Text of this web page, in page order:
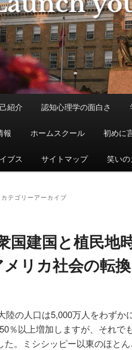
紹介 認知心理学の面白さ
報 ホームスクール 初めに
ブス サイトマップ 笑いの
カテゴリーアーカイブ
国建国と植民地
リカ社会の転換
陸の人口は5,000万人をわずか
％以上増加しますが、それで
た。ミシシッピー以東のほと